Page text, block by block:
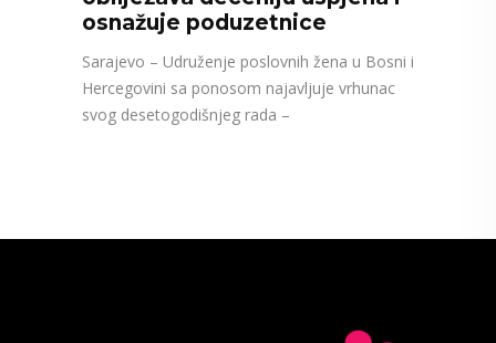
osnažuje poduzetnice
Sarajevo – Udruženje poslovnih žena u Bosni i
Hercegovini sa ponosom najavljuje vrhunac
svog desetogodišnjeg rada –